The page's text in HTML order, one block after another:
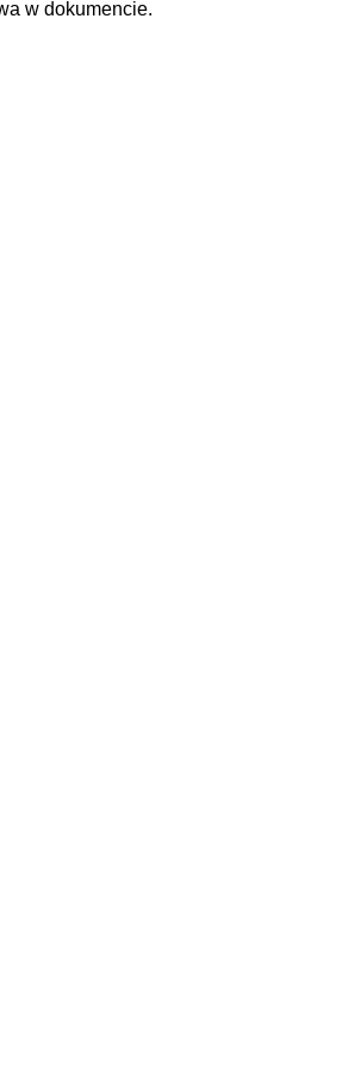
w dokumencie.